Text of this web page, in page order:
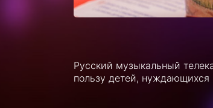
Русский музыкальный
пользу детей, нуждающихся